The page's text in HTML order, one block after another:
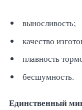
выносливость;
качество
плавность
бесшумность.
Единственный